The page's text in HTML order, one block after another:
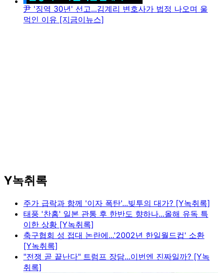
尹 '징역 30년' 선고...김계리 변호사가 법정 나오며 울
먹인 이유 [지금이뉴스]
Y녹취록
주가 급락과 함께 '이자 폭탄'...빚투의 대가? [Y녹취록]
태풍 '찬홈' 일본 관통 후 한반도 향하나...올해 유독 특
이한 상황 [Y녹취록]
축구협회 성 접대 논란에...'2002년 한일월드컵' 소환
[Y녹취록]
"전쟁 곧 끝난다" 트럼프 장담...이번엔 진짜일까? [Y녹
취록]